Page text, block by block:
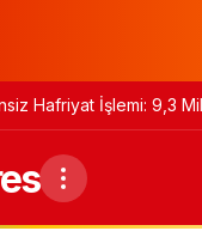
Hafriyat İşlemi: 9,3